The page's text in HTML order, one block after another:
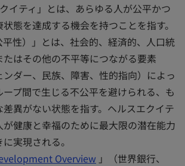
イティ」とは、あらゆる人が公平かつ
態を達成する機会を持つことを指す。
平性）」とは、社会的、経済的、人口統
はその他の不平等につながる要素
ンダー、民族、障害、性的指向）によっ
プ間で生じる不公平を避けられる、も
差異がない状態を指す。ヘルスエクイテ
が健康と幸福のために最大限の潜在能力
実現される。
Overview 」（世界銀行、